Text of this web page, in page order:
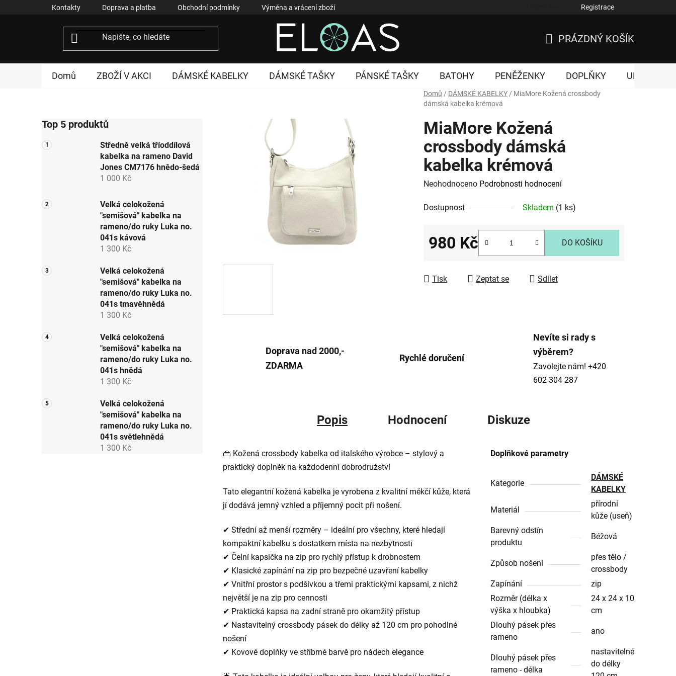
Kontakty Doprava a platba Obchodní podmínky Výměna a vrácení zboží Registrace
KOŠÍK
PRÁZDNÝ KOŠÍK
Domů ZBOŽÍ V AKCI DÁMSKÉ KABELKY DÁMSKÉ TAŠKY PÁNSKÉ TAŠKY BATOHY PENĚŽENKY DOPLŇKY UNISEX
Domů / DÁMSKÉ KABELKY / MiaMore Kožená crossbody
dámská kabelka krémová
o
s
t
n
e
Top 5 produktů
Středně velká tříoddílová
kabelka na rameno David
Jones CM7176 hnědo-šedá
1 000 Kč
Velká celokožená
"semišová" kabelka na
rameno/do ruky Luka no.
041s kávová
1 300 Kč
Velká celokožená
"semišová" kabelka na
rameno/do ruky Luka no.
041s tmavěhnědá
1 300 Kč
Velká celokožená
"semišová" kabelka na
rameno/do ruky Luka no.
041s hnědá
1 300 Kč
Velká celokožená
"semišová" kabelka na
rameno/do ruky Luka no.
041s světlehnědá
1 300 Kč
MiaMore Kožená
crossbody dámská
kabelka krémová
Průměrné
produktu
0,0
hvězdiček.
Neohodnoceno Podrobnosti hodnocení
Dostupnost Skladem (1 ks)
980 Kč DO KOŠÍKU
Tisk Zeptat se Sdílet
Doprava nad 2000,-
ZDARMA
Rychlé doručení
Nevíte si rady s
výběrem?
Zavolejte nám! +420
602 304 287
Popis Hodnocení Diskuze
👜 Kožená crossbody kabelka od italského výrobce – stylový a
praktický doplněk na každodenní dobrodružství
Tato elegantní kožená kabelka je vyrobena z kvalitní měkčí kůže, která
jí dodává jemný vzhled a příjemný pocit při nošení.
✔ Střední až menší rozměry – ideální pro všechny, které hledají
kompaktní kabelku s dostatkem místa na nezbytnosti
✔ Čelní kapsička na zip pro rychlý přístup k drobnostem
✔ Klasické zapínání na zip pro bezpečné uzavření kabelky
✔ Vnitřní prostor s podšívkou a třemi praktickými kapsami, z nichž
největší je na zip pro cennosti
✔ Praktická kapsa na zadní straně pro okamžitý přístup
✔ Nastavitelný crossbody pásek do délky až 120 cm pro pohodlné
nošení
✔ Kovové doplňky ve stříbrné barvě pro nádech elegance
Doplňkové parametry
Kategorie
DÁMSKÉ
KABELKY
Materiál
přírodní
kůže (useň)
Barevný odstín
produktu
Béžová
Způsob nošení
přes tělo /
crossbody
Zapínání
zip
Rozměr (délka x
výška x hloubka)
24 x 24 x 10
cm
Dlouhý pásek přes
rameno
ano
Dlouhý pásek přes
rameno - délka
nastavitelné
do délky